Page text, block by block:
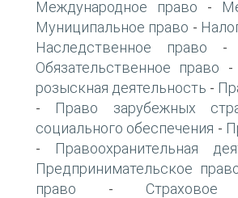
Международное право -
Муниципальное право -
Наследственное право -
Обязательственное право -
розыскная деятельность -
- Право зарубежных
социального обеспечения -
- Правоохранительная
Предпринимательское
право -